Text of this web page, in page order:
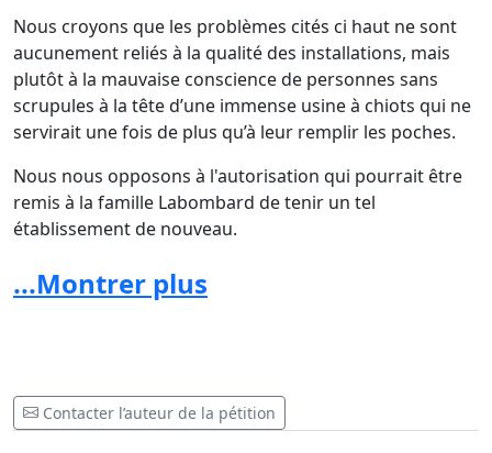
Nous croyons que les problèmes cités ci haut ne sont
aucunement reliés à la qualité des installations, mais
plutôt à la mauvaise conscience de personnes sans
scrupules à la tête d’une immense usine à chiots qui ne
servirait une fois de plus qu’à leur remplir les poches.
Nous nous opposons à l'autorisation qui pourrait être
remis à la famille Labombard de tenir un tel
établissement de nouveau.
Une manifestation pourrait être organisée devant le
Palais de justice de Gatineau. De plus amples
Last September, one of the largest seizures ever carried out by Humane
...Montrer plus
Contacter l’auteur de la pétition